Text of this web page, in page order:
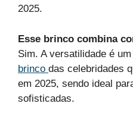
2025.
Esse brinco combina
Sim. A versatilidade é
brinco das celebridades
em 2025, sendo ideal
sofisticadas.